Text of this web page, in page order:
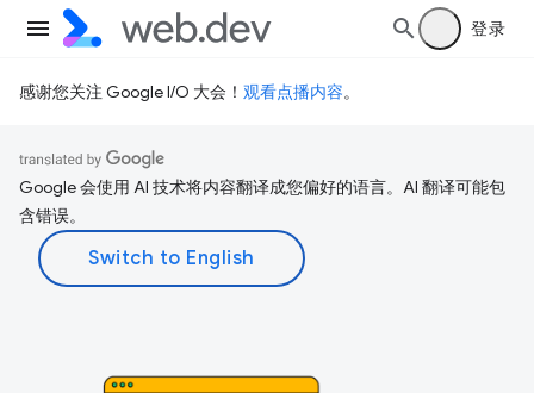
登录
感谢您关注 Google I/O 大会！ 观看点播内容。
Google 会使用 AI 技术将内容翻译成您偏好的语言。AI 翻译可能包
含错误。